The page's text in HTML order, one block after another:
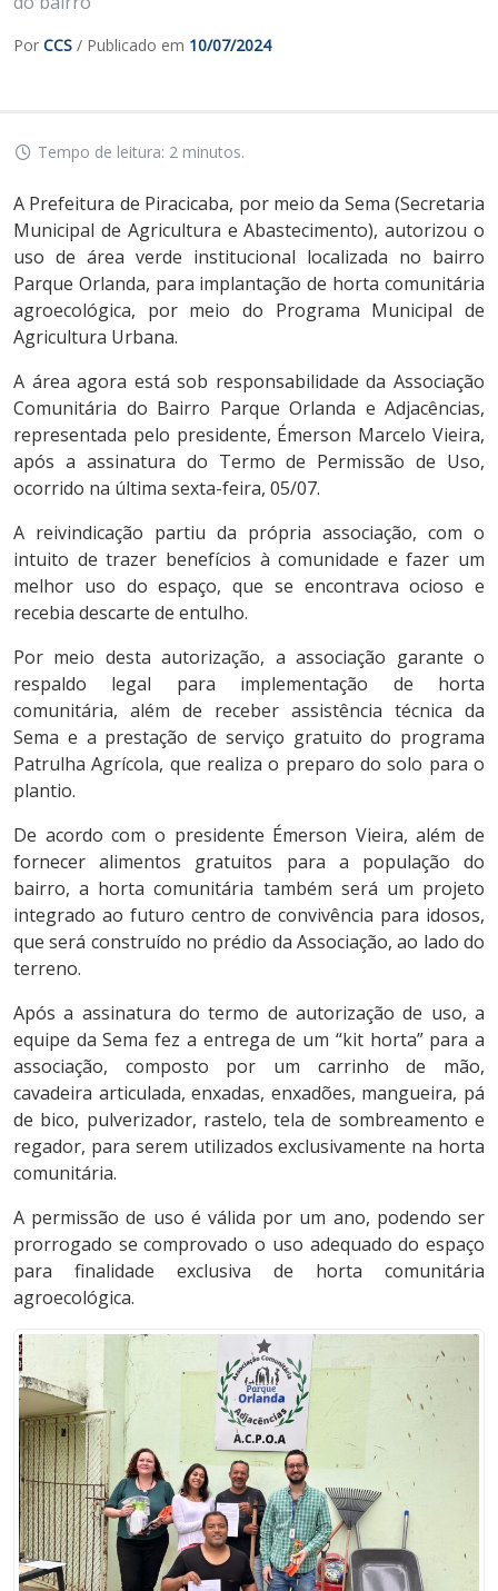
Por CCS / Publicado em 10/07/2024
Tempo de leitura: 2 minutos.
A Prefeitura de Piracicaba, por meio da Sema (Secretaria
Municipal de Agricultura e Abastecimento), autorizou o
uso de área verde institucional localizada no bairro
Parque Orlanda, para implantação de horta comunitária
agroecológica, por meio do Programa Municipal de
Agricultura Urbana.
A área agora está sob responsabilidade da Associação
Comunitária do Bairro Parque Orlanda e Adjacências,
representada pelo presidente, Émerson Marcelo Vieira,
após a assinatura do Termo de Permissão de Uso,
ocorrido na última sexta-feira, 05/07.
A reivindicação partiu da própria associação, com o
intuito de trazer benefícios à comunidade e fazer um
melhor uso do espaço, que se encontrava ocioso e
recebia descarte de entulho.
Por meio desta autorização, a associação garante o
respaldo legal para implementação de horta
comunitária, além de receber assistência técnica da
Sema e a prestação de serviço gratuito do programa
Patrulha Agrícola, que realiza o preparo do solo para o
plantio.
De acordo com o presidente Émerson Vieira, além de
fornecer alimentos gratuitos para a população do
bairro, a horta comunitária também será um projeto
integrado ao futuro centro de convivência para idosos,
que será construído no prédio da Associação, ao lado do
terreno.
Após a assinatura do termo de autorização de uso, a
equipe da Sema fez a entrega de um “kit horta” para a
associação, composto por um carrinho de mão,
cavadeira articulada, enxadas, enxadões, mangueira, pá
de bico, pulverizador, rastelo, tela de sombreamento e
regador, para serem utilizados exclusivamente na horta
comunitária.
A permissão de uso é válida por um ano, podendo ser
prorrogado se comprovado o uso adequado do espaço
para finalidade exclusiva de horta comunitária
agroecológica.